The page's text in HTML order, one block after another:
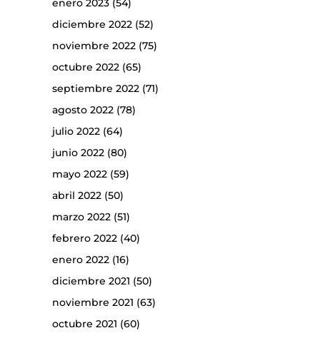
enero 2023(54)
diciembre 2022(52)
noviembre 2022(75)
octubre 2022(65)
septiembre 2022(71)
agosto 2022(78)
julio 2022(64)
junio 2022(80)
mayo 2022(59)
abril 2022(50)
marzo 2022(51)
febrero 2022(40)
enero 2022(16)
diciembre 2021 (50)
noviembre 2021 (63)
octubre 2021 (60)